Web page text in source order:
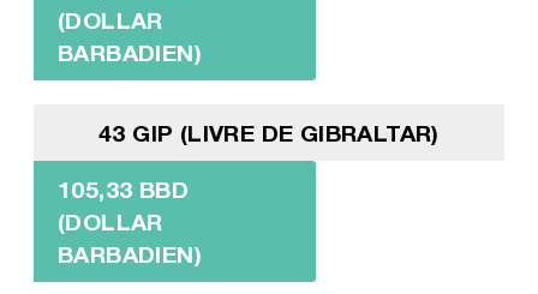
(DOLLAR
BARBADIEN)
43 GIP (LIVRE DE GIBRALTAR)
105,33 BBD
(DOLLAR
BARBADIEN)